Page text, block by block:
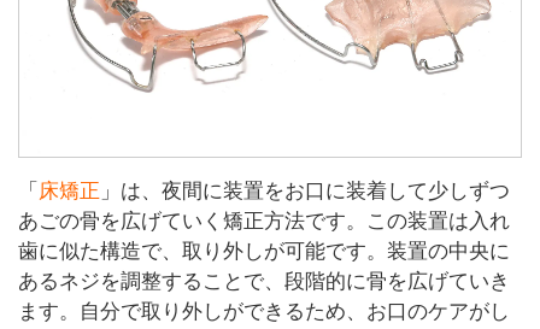
「 床矯正 」は、夜間に装置をお口に装着して少しずつ
あごの骨を広げていく矯正方法です。この装置は入れ
歯に似た構造で、取り外しが可能です。装置の中央に
あるネジを調整することで、段階的に骨を広げていき
ます。自分で取り外しができるため、お口のケアがし